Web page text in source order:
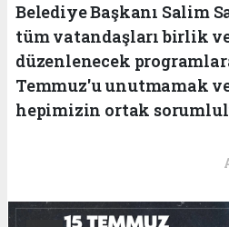
Belediye Başkanı Salim
tüm vatandaşları birlik
düzenlenecek
Temmuz'u unutmamak
hepimizin ortak